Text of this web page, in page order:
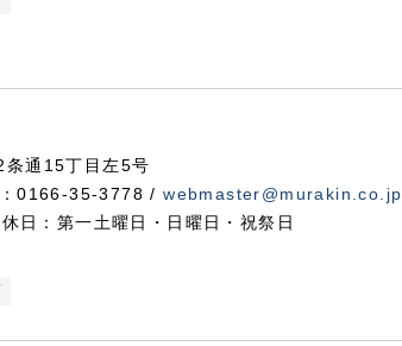
通15丁目左5号
0166-35-3778 /webmaster@murakin.co.jp
日：第一土曜日・日曜日・祝祭日